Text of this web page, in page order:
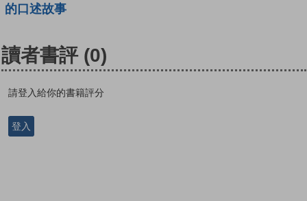
的口述故事
讀者書評 (0)
請登入給你的書籍評分
登入